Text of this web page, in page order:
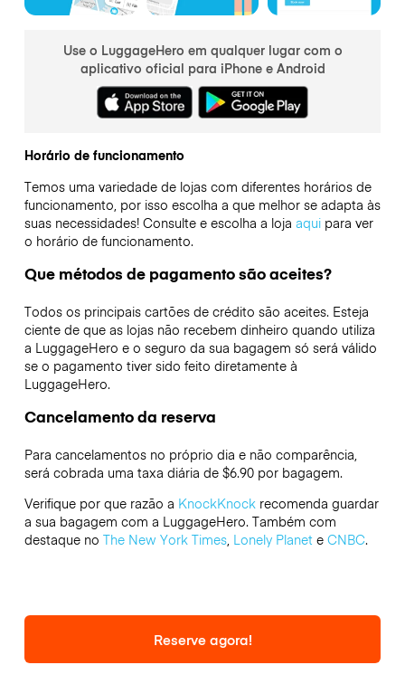
Use o LuggageHero em qualquer lugar com o
aplicativo oficial para iPhone e Android
Horário de funcionamento
Temos uma variedade de lojas com diferentes horários de
funcionamento, por isso escolha a que melhor se adapta às
suas necessidades! Consulte e escolha a loja aquipara ver
o horário de funcionamento.
Que métodos de pagamento são aceites?
Todos os principais cartões de crédito são aceites. Esteja
ciente de que as lojas não recebem dinheiro quando utiliza
a LuggageHero e o seguro da sua bagagem só será válido
se o pagamento tiver sido feito diretamente à
LuggageHero.
Cancelamento da reserva
Para cancelamentos no próprio dia e não comparência,
será cobrada uma taxa diária de $6.90 por bagagem.
Verifique por que razão a KnockKnockrecomenda guardar
a sua bagagem com a LuggageHero. Também com
destaque no The New York Times, Lonely Planete CNBC.
Reserve agora!